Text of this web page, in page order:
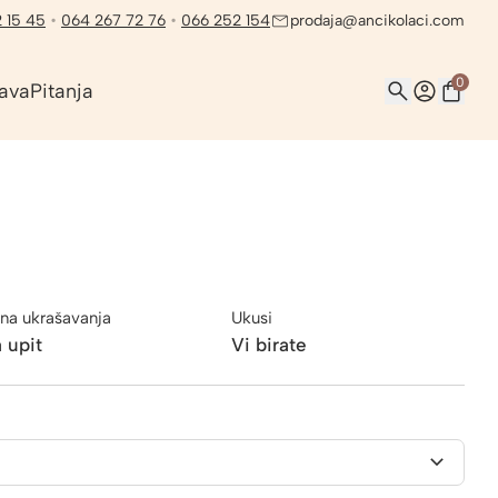
15 45 • 064 267 72 76 • 066 252 154 prodaja@ancikolaci.com
Pitanja 0
ukrašavanja
upit
Ukusi
Vi birate